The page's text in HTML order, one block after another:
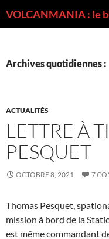
Archives quotidiennes :
ACTUALITÉS
LETTRE À
PESQUET
OCTOBRE 8, 2021 7
Thomas Pesquet,
mission à bord de la
est même commandant